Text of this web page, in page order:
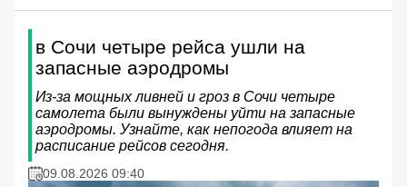
в Сочи четыре рейса ушли на
запасные аэродромы
Из-за мощных ливней и гроз в Сочи четыре
самолета были вынуждены уйти на запасные
аэродромы. Узнайте, как непогода влияет на
расписание рейсов сегодня.
09.08.2026 09:40